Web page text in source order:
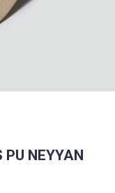
PU NEYYAN